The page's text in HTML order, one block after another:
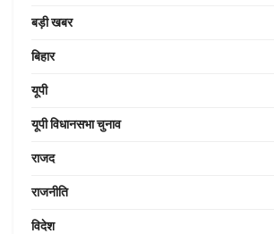
बड़ी खबर
बिहार
यूपी
यूपी विधानसभा चुनाव
राजद
राजनीति
विदेश